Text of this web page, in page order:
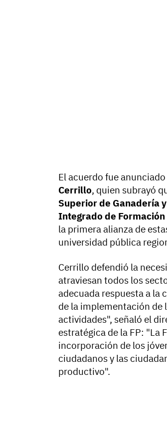
El acuerdo fue
Cerrillo, quien subrayó
Superior de Ganadería
Integrado de
la primera alianza de
universidad pública
Cerrillo defendió la
atraviesan todos los
adecuada respuesta a la
de la implementación de
actividades", señaló el
estratégica de la FP: "La
incorporación de los
ciudadanos y las
productivo".